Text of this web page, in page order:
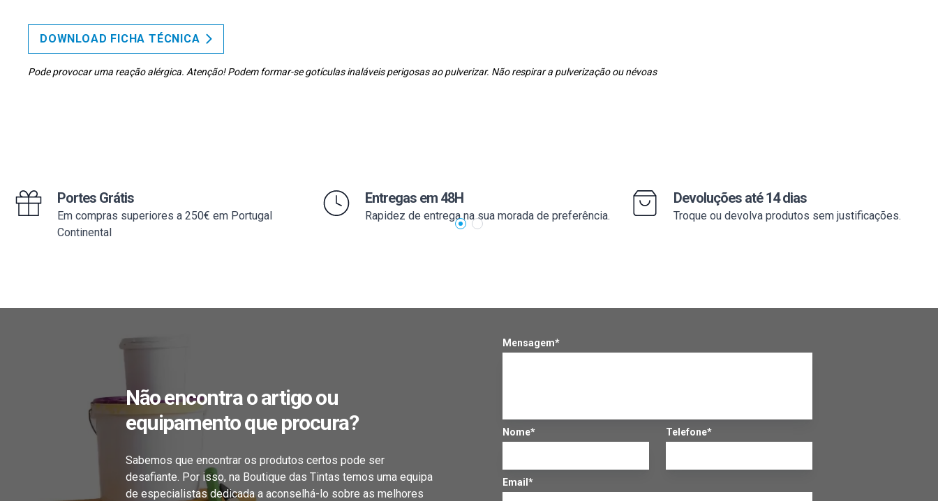
DOWNLOAD FICHA TÉCNICA
Pode provocar uma reação alérgica. Atenção! Podem formar-se gotículas inaláveis perigosas ao pulverizar. Não respirar a pulverização ou névoas
Portes Grátis
Em compras superiores a 250€ em Portugal
Continental
Entregas em 48H
Rapidez de entrega na sua morada de preferência.
Devoluções até 14 dias
Troque ou devolva produtos sem justificações.
Não encontra o artigo ou
equipamento que procura?
Sabemos que encontrar os produtos certos pode ser
desafiante. Por isso, na Boutique das Tintas temos uma equipa
de especialistas dedicada a aconselhá-lo sobre as melhores
Mensagem*
Nome* Telefone*
Email*